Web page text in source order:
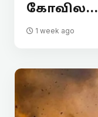
கோவில...
1 week ago